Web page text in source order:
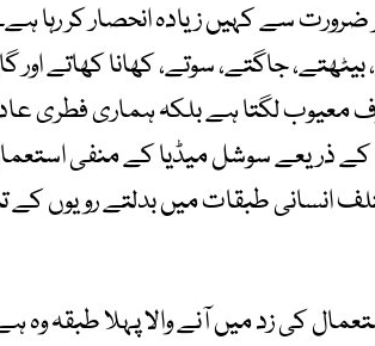
ضرورت سے کہیں زیادہ انحصار کر رہا
بیٹھتے، جاگتے، سوتے، کھانا کھاتے
لگتا ہے بلکہ ہماری فطری
کے ذریعے سوشل میڈیا کے منفی
انسانی طبقات میں بدلتے رویوں
کی زد میں آنے والا پہلا طبقہ وہ